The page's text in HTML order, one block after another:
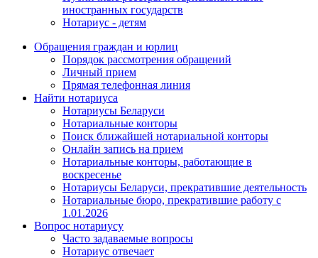
иностранных государств
Нотариус - детям
Обращения граждан и юрлиц
Порядок рассмотрения обращений
Личный прием
Прямая телефонная линия
Найти нотариуса
Нотариусы Беларуси
Нотариальные конторы
Поиск ближайшей нотариальной конторы
Онлайн запись на прием
Нотариальные конторы, работающие в
воскресенье
Нотариусы Беларуси, прекратившие деятельность
Нотариальные бюро, прекратившие работу с
1.01.2026
Вопрос нотариусу
Часто задаваемые вопросы
Нотариус отвечает